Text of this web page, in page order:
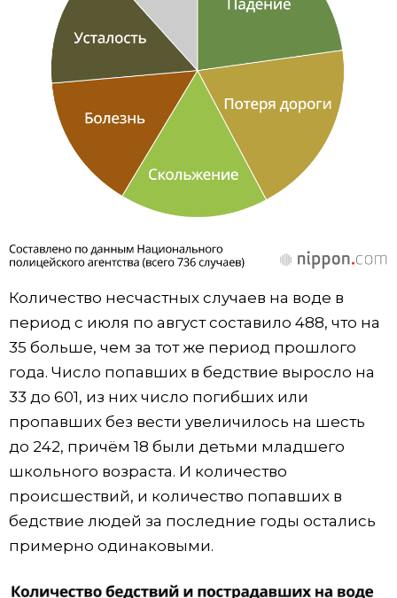
Количество несчастных случаев на воде в
период с июля по август составило 488, что на
35 больше, чем за тот же период прошлого
года. Число попавших в бедствие выросло на
33 до 601, из них число погибших или
пропавших без вести увеличилось на шесть
до 242, причём 18 были детьми младшего
школьного возраста. И количество
происшествий, и количество попавших в
бедствие людей за последние годы остались
примерно одинаковыми.